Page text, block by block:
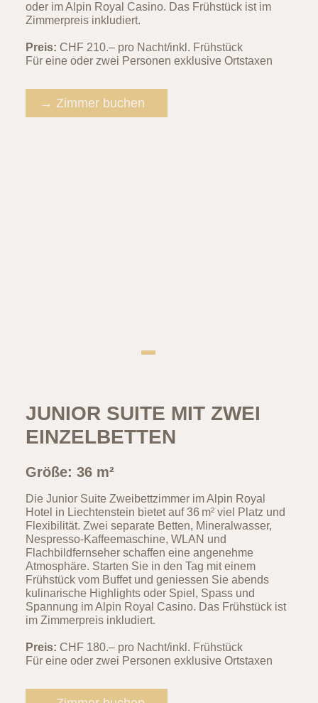
oder im Alpin Royal Casino. Das Frühstück ist im
Zimmerpreis inkludiert.
Preis: CHF 210.– pro Nacht/inkl. Frühstück
Für eine oder zwei Personen exklusive Ortstaxen
→ Zimmer buchen
JUNIOR SUITE MIT ZWEI
EINZELBETTEN
Größe: 36 m²
Die Junior Suite Zweibettzimmer im Alpin Royal
Hotel in Liechtenstein bietet auf 36 m² viel Platz und
Flexibilität. Zwei separate Betten, Mineralwasser,
Nespresso-Kaffeemaschine, WLAN und
Flachbildfernseher schaffen eine angenehme
Atmosphäre. Starten Sie in den Tag mit einem
Frühstück vom Buffet und geniessen Sie abends
kulinarische Highlights oder Spiel, Spass und
Spannung im Alpin Royal Casino. Das Frühstück ist
im Zimmerpreis inkludiert.
Preis: CHF 180.– pro Nacht/inkl. Frühstück
Für eine oder zwei Personen exklusive Ortstaxen